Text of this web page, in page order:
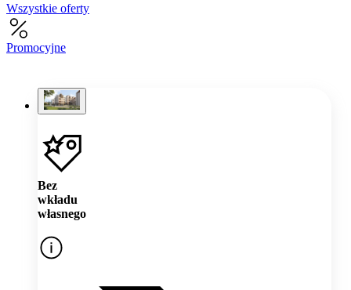
Wszystkie oferty
Promocyjne
Bez
wkładu
własnego